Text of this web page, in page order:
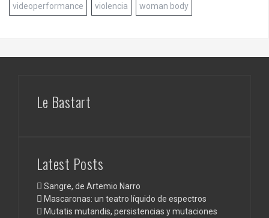
videoperformance violencia woman body
Le Bastart
Latest Posts
Sangre, de Artemio Narro
Mascaronas: un teatro líquido de espectros
Mutatis mutandis, persistencias y mutaciones